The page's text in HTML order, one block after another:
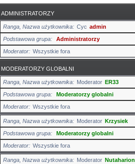
ADMINISTRATORZY
Ranga, Nazwa użytkownika Cyc admin
Podstawowa grupa
Administratorzy
Moderator
Wszystkie fora
MODERATORZY GLOBALNI
Ranga, Nazwa użytkownika Moderator ER33
Podstawowa grupa
Moderatorzy globalni
Moderator
Wszystkie fora
Ranga, Nazwa użytkownika Moderator Krzysiek
Podstawowa grupa
Moderatorzy globalni
Moderator
Wszystkie fora
Ranga, Nazwa użytkownika Moderator Nutaharion